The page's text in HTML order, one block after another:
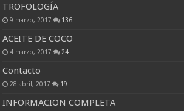
TROFOLOGÍA
9 marzo, 2017 136
ACEITE DE COCO
4 marzo, 2017 24
Contacto
28 abril, 2017 19
INFORMACION COMPLETA